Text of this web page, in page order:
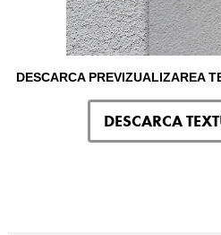
DESCARCA PREVIZUALIZAREA
DESCARCA